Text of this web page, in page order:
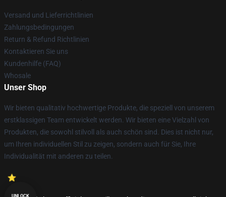
Versand und Lieferrichtlinien
Zahlungsbedingungen
Return & Refund Richtlinien
Kontaktieren Sie uns
Kundenhilfe (FAQ)
Whosale
Unser Shop
Wir bieten qualitativ hochwertige Produkte, die speziell von unserem
erstklassigen Team entwickelt werden. Wir bieten eine Vielzahl von
Produkten, die sowohl stilvoll als auch schön sind. Dies ist nicht nur,
um Ihren individuellen Stil zu zeigen, sondern auch für Sie, Ihre
Individualität mit anderen zu teilen.
UNLOCK